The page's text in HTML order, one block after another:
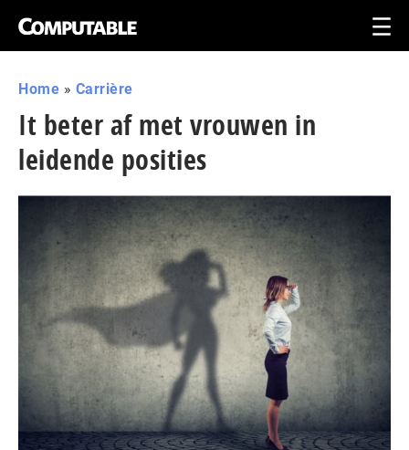
Home » Carrière
It beter af met vrouwen in
leidende posities